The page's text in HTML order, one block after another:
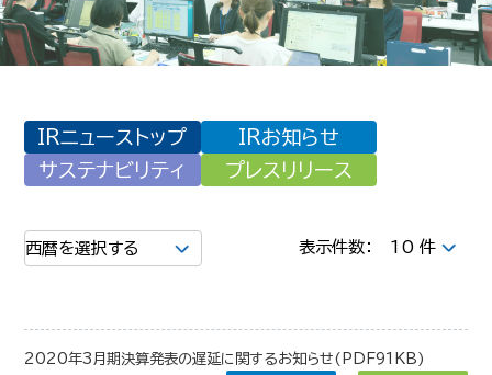
IRニューストップ
IRお知らせ
サステナビリティ
プレスリリース
表示件数：
2020年3月期決算発表の遅延に関するお知らせ(PDF91KB)